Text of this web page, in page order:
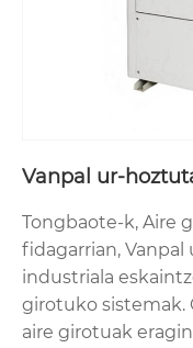
Vanpal ur-
Tongbaote-k, Aire
fidagarrian,
industriala
girotuko sistemak.
aire girotuak